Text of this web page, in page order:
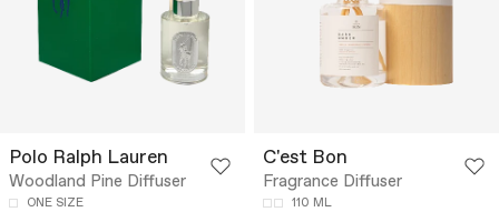
Polo Ralph Lauren
Woodland Pine Diffuser
ONE SIZE
C'est Bon
Fragrance Diffuser
110 ML